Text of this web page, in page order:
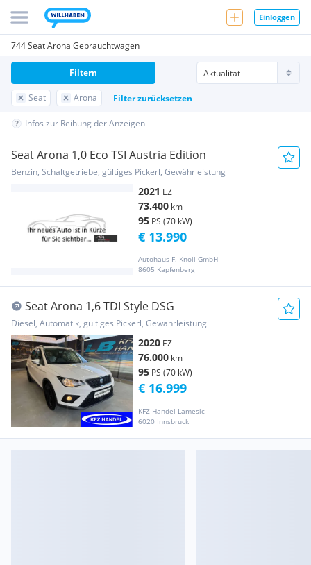
Einloggen
744 Seat Arona Gebrauchtwagen
Seat Arona Filter zurücksetzen
Filtern
Infos zur Reihung der Anzeigen
Seat Arona 1,0 Eco TSI Austria Edition
Benzin, Schaltgetriebe, gültiges Pickerl, Gewährleistung
2021 EZ
73.400 km
95 PS (70 kW)
Autohaus F. Knoll GmbH
8605 Kapfenberg
€ 13.990
Seat Arona 1,6 TDI Style DSG
Diesel, Automatik, gültiges Pickerl, Gewährleistung
2020 EZ
76.000 km
95 PS (70 kW)
KFZ Handel Lamesic
6020 Innsbruck
€ 16.999